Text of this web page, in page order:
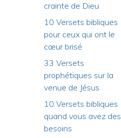
crainte de Dieu
10 Versets bibliques
pour ceux qui ont le
cœur brisé
33 Versets
prophétiques sur la
venue de Jésus
10 Versets bibliques
quand vous avez des
besoins